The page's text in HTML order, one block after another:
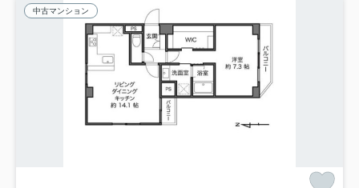
中古マンション